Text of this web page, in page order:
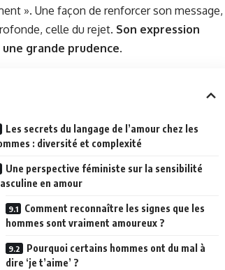
». Une façon de renforcer son message,
celle du rejet. Son expression
grande prudence.
Les secrets du langage de l’amour chez les
: diversité et complexité
Une perspective féministe sur la sensibilité
en amour
Comment reconnaître les signes que les
hommes sont vraiment amoureux ?
Pourquoi certains hommes ont du mal à
dire ‘je t’aime’ ?